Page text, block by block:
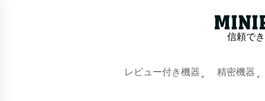
信頼で
レビュー付き機器 精密機器